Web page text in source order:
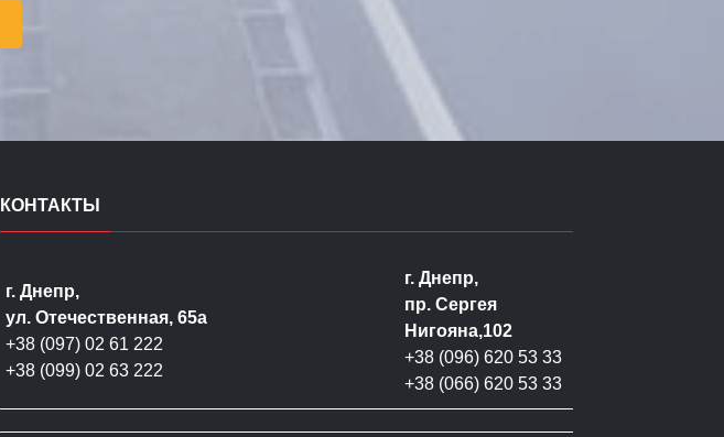
КОНТАКТЫ
г. Днепр,
ул. Отечественная, 65а
+38 (097) 02 61 222
+38 (099) 02 63 222
г. Днепр,
пр. Сергея
Нигояна,102
+38 (096) 620 53 33
+38 (066) 620 53 33